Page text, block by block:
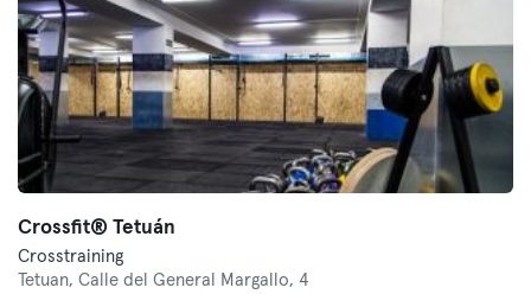
Crossfit® Tetuán
Crosstraining
Tetuan, Calle del General Margallo, 4